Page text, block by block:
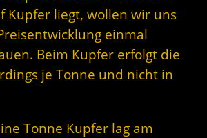
Kupfer liegt, wollen wir uns
einmal
Beim Kupfer erfolgt die
je Tonne und nicht in
Tonne Kupfer lag am